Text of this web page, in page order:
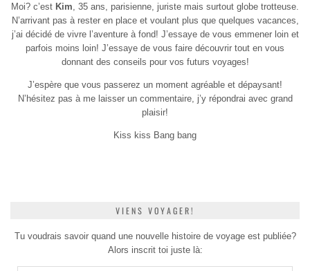
Moi? c’est Kim , 35 ans, parisienne, juriste mais surtout globe trotteuse.
N’arrivant pas à rester en place et voulant plus que quelques vacances,
j’ai décidé de vivre l’aventure à fond! J’essaye de vous emmener loin et
parfois moins loin! J’essaye de vous faire découvrir tout en vous
donnant des conseils pour vos futurs voyages!
J’espère que vous passerez un moment agréable et dépaysant!
N’hésitez pas à me laisser un commentaire, j’y répondrai avec grand
plaisir!
Kiss kiss Bang bang
VIENS VOYAGER!
Tu voudrais savoir quand une nouvelle histoire de voyage est publiée?
Alors inscrit toi juste là: